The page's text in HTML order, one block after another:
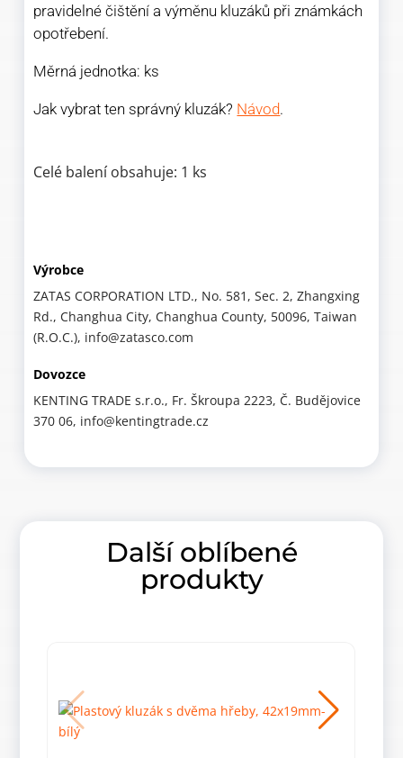
pravidelné čištění a výměnu kluzáků při známkách
opotřebení.
Měrná jednotka: ks
Jak vybrat ten správný kluzák? Návod.
Celé balení obsahuje: 1 ks
Výrobce
ZATAS CORPORATION LTD., No. 581, Sec. 2, Zhangxing
Rd., Changhua City, Changhua County, 50096, Taiwan
(R.O.C.), info@zatasco.com
Dovozce
KENTING TRADE s.r.o., Fr. Škroupa 2223, Č. Budějovice
370 06, info@kentingtrade.cz
Další oblíbené
produkty